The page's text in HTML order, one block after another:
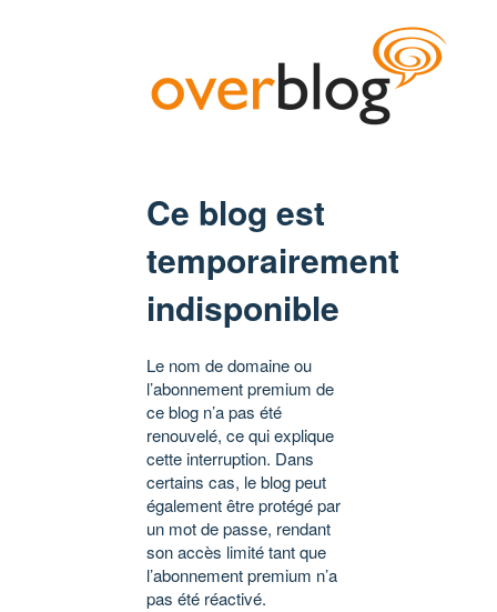
Ce blog est
temporairement
indisponible
Le nom de domaine ou
l’abonnement premium de
ce blog n’a pas été
renouvelé, ce qui explique
cette interruption. Dans
certains cas, le blog peut
également être protégé par
un mot de passe, rendant
son accès limité tant que
l’abonnement premium n’a
pas été réactivé.